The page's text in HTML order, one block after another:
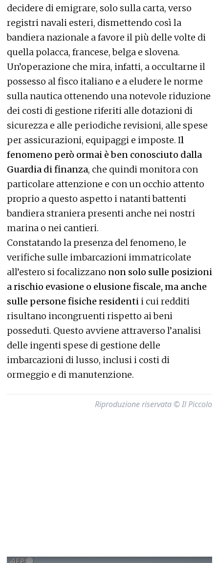
decidere di emigrare, solo sulla carta, verso
registri navali esteri, dismettendo così la
bandiera nazionale a favore il più delle volte di
quella polacca, francese, belga e slovena.
Un’operazione che mira, infatti, a occultarne il
possesso al fisco italiano e a eludere le norme
sulla nautica ottenendo una notevole riduzione
dei costi di gestione riferiti alle dotazioni di
sicurezza e alle periodiche revisioni, alle spese
per assicurazioni, equipaggi e imposte. Il
fenomeno però ormai è ben conosciuto dalla
Guardia di finanza, che quindi monitora con
particolare attenzione e con un occhio attento
proprio a questo aspetto i natanti battenti
bandiera straniera presenti anche nei nostri
marina o nei cantieri.
Constatando la presenza del fenomeno, le
verifiche sulle imbarcazioni immatricolate
all’estero si focalizzano non solo sulle posizioni
a rischio evasione o elusione fiscale, ma anche
sulle persone fisiche residentii cui redditi
risultano incongruenti rispetto ai beni
posseduti. Questo avviene attraverso l’analisi
delle ingenti spese di gestione delle
imbarcazioni di lusso, inclusi i costi di
ormeggio e di manutenzione.
Riproduzione riservata © Il Piccolo